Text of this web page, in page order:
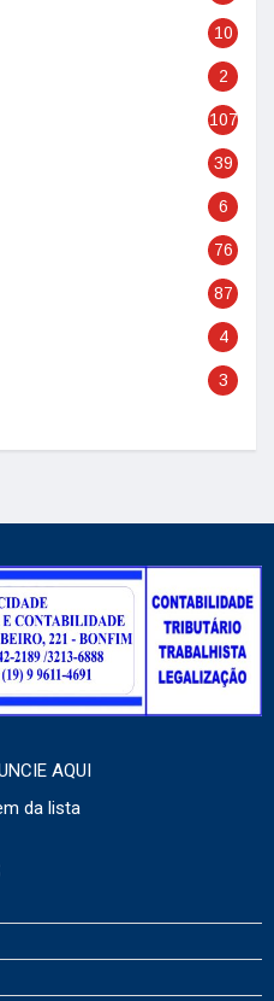
10
2
107
39
6
76
87
4
3
AQUI
da lista